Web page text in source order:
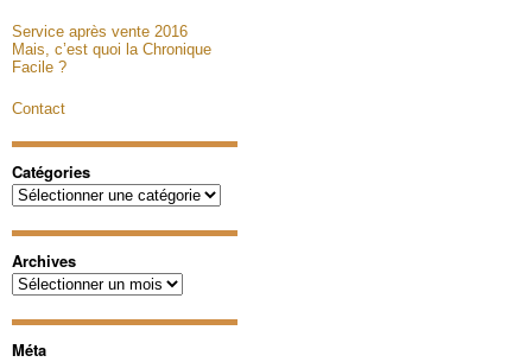
Service après vente 2016
Mais, c’est quoi la Chronique
Facile ?
Contact
Catégories
Catégories
Archives
Archives
Méta